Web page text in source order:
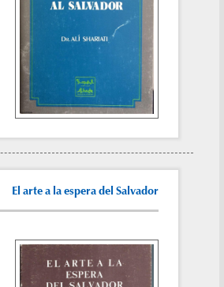
El arte a la espera del Salvador